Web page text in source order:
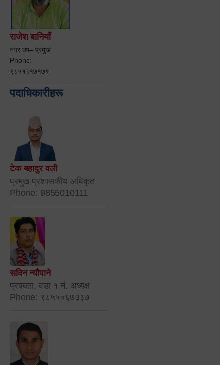
राजेश बानियाँ
नगर उप– प्रमुख
Phone:
९८५१३१७१७९
पदाधिकारीहरू
टेक बहादुर वली
प्रमुख प्रशासकीय अधिकृत
Phone: 9855010111
सविन न्यौपाने
प्रबक्ता, वडा १ नं. अध्यक्ष
Phone: ९८५५०६७३३७